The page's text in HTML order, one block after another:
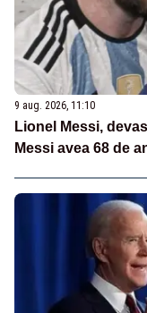
9 aug. 2026, 11:10
Lionel Messi,
Messi avea 68 de